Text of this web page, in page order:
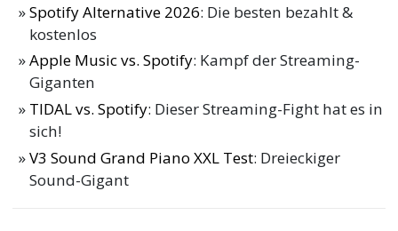
Spotify Alternative 2026: Die besten bezahlt &
kostenlos
Apple Music vs. Spotify: Kampf der Streaming-
Giganten
TIDAL vs. Spotify: Dieser Streaming-Fight hat es in
sich!
V3 Sound Grand Piano XXL Test: Dreieckiger
Sound-Gigant